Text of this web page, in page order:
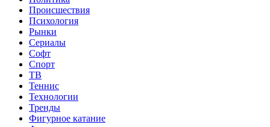
Происшествия
Психология
Рынки
Сериалы
Софт
Спорт
ТВ
Теннис
Технологии
Тренды
Фигурное катание